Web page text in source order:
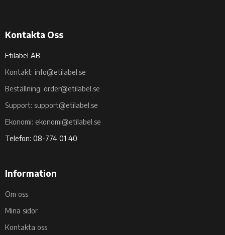
Kontakta Oss
Etilabel AB
Kontakt: info@etilabel.se
Beställning: order@etilabel.se
Support: support@etilabel.se
Ekonomi: ekonomi@etilabel.se
Telefon: 08-774 01 40
Information
Om oss
Mina sidor
Kontakta oss